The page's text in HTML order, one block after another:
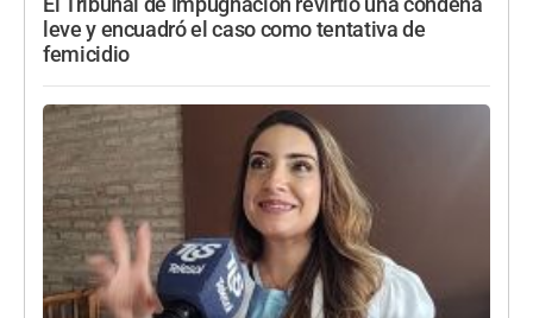
leve y encuadró el caso como tentativa de
femicidio